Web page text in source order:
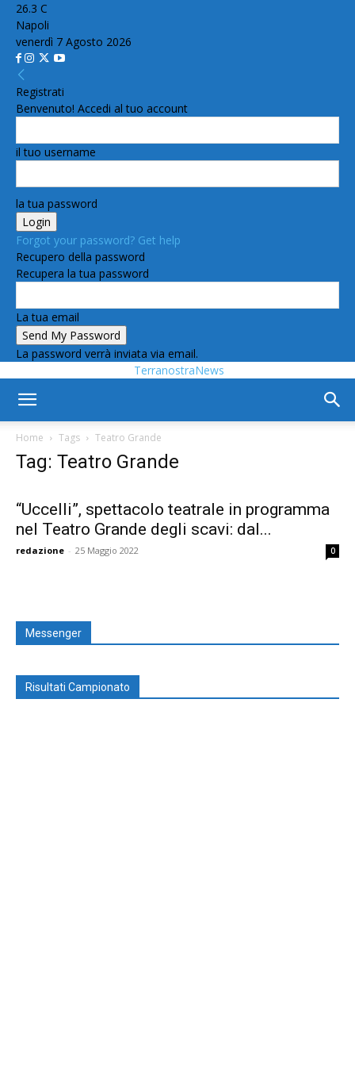
26.3 C
Napoli
venerdì 7 Agosto 2026
Registrati
Benvenuto! Accedi al tuo account
il tuo username
la tua password
Forgot your password? Get help
Recupero della password
Recupera la tua password
La tua email
La password verrà inviata via email.
TerranostraNews
Home Tags Teatro Grande
Tag: Teatro Grande
“Uccelli”, spettacolo teatrale in programma
nel Teatro Grande degli scavi: dal...
redazione - 25 Maggio 2022 0
Messenger
Risultati Campionato